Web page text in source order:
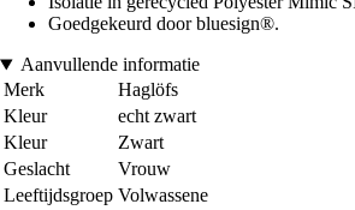
Goedgekeurd door bluesign®.
Aanvullende informatie
Merk
Haglöfs
Kleur
echt zwart
Kleur
Zwart
Geslacht
Vrouw
Leeftijdsgroep Volwassene